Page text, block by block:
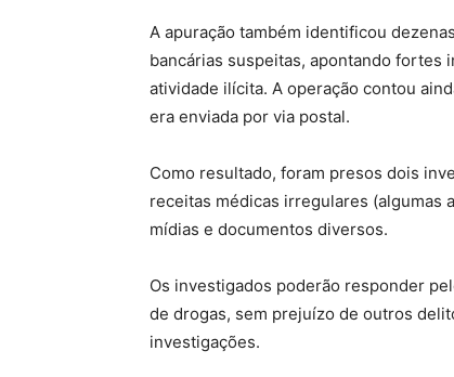
A apuração também identificou
bancárias suspeitas, apontando fortes
atividade ilícita. A operação contou
era enviada por via postal.
Como resultado, foram presos dois
receitas médicas irregulares (algumas
mídias e documentos diversos.
Os investigados poderão responder
de drogas, sem prejuízo de outros
investigações.